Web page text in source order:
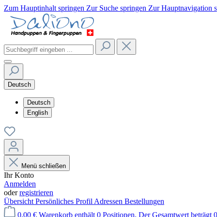
Zum Hauptinhalt springen Zur Suche springen Zur Hauptnavigation
Deutsch
Deutsch
English
Menü schließen
Ihr Konto
Anmelden
oderregistrieren
Übersicht Persönliches Profil Adressen Bestellungen
0,00 € Warenkorb enthält 0 Positionen. Der Gesamtwert beträgt